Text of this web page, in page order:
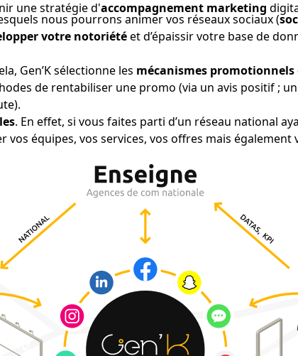
une stratégie d'accompagnement marketing
nous pourrons animer vos réseaux sociaux (
votre notoriétéet d’épaissir votre base de
Gen’K sélectionne les mécanismes promotionnels
de rentabiliser une promo (via un avis positif ;
. En effet, si vous faites parti d’un réseau national
vos équipes, vos services, vos offres mais